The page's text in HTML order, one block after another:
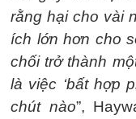
rằng hại cho vài
ích lớn hơn cho
chối trở thành
là việc ‘bất hợp
chút nào”,